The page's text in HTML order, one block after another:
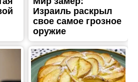
15 листопада: у